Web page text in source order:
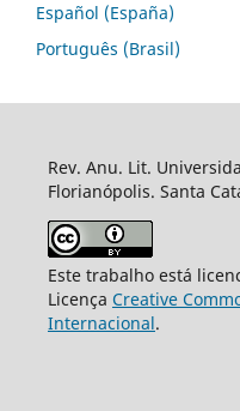
Español (España)
Português (Brasil)
Rev. Anu. Lit.
Florianópolis. Santa
Este trabalho está
Licença Creative
Internacional.